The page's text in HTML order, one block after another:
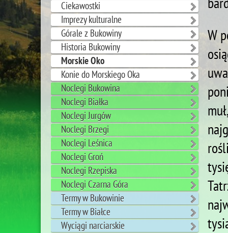
Ciekawostki
Imprezy kulturalne
Górale z Bukowiny
Historia Bukowiny
Morskie Oko
Konie do Morskiego Oka
Noclegi Bukowina
Noclegi Białka
Noclegi Jurgów
Noclegi Brzegi
Noclegi Leśnica
Noclegi Groń
Noclegi Rzepiska
Noclegi Czarna Góra
Termy w Bukowinie
Termy w Białce
Wyciągi narciarskie
W